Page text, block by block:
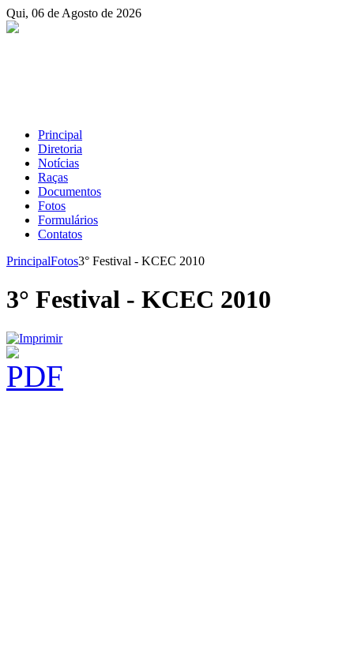
Qui, 06 de Agosto de 2026
Principal
Diretoria
Notícias
Raças
Documentos
Fotos
Formulários
Contatos
PrincipalFotos3° Festival - KCEC 2010
3° Festival - KCEC 2010